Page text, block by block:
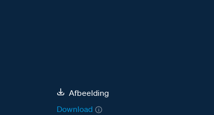
Afbeelding
Download